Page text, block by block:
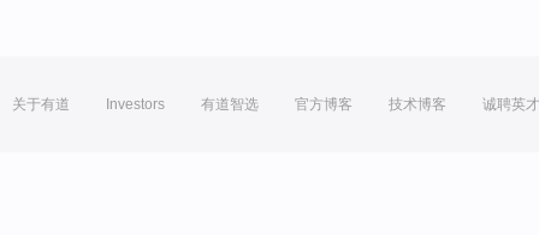
关于有道 Investors 有道智选 官方博客 技术博客 诚聘英才